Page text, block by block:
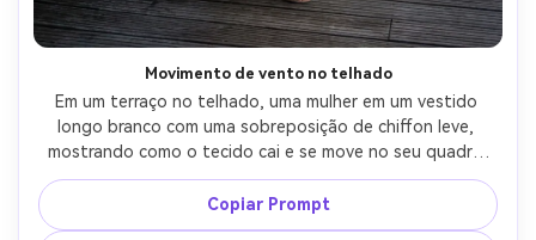
Movimento de vento no telhado
Em um terraço no telhado, uma mulher em um vestido
longo branco com uma sobreposição de chiffon leve,
mostrando como o tecido cai e se move no seu quadro
em uma brisa; Sol final da tarde com enchimento de
refletor, Sony A7IV 35mm f/1.8, corpo inteiro largo
vertical, arejado mas preciso ajuste verificar humor,
Copiar Prompt